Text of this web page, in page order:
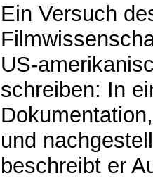
Ein Versuch
US-
schreiben: In
und
beschreibt er